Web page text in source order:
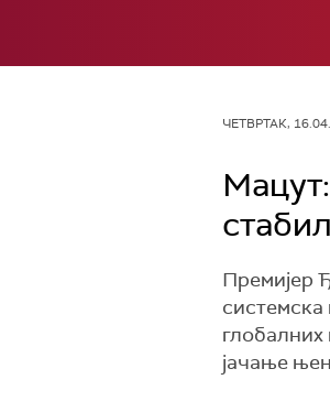
ЧЕТВРТАК,
Премијер
системска
јачање